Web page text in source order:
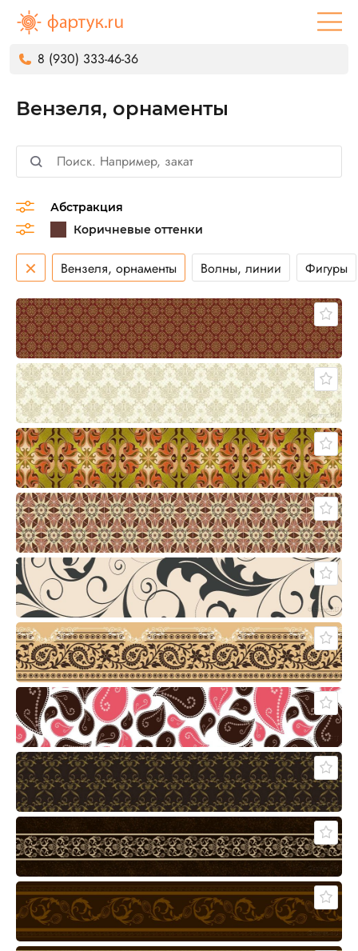
8 (930) 333-46-36
Вензеля, орнаменты
Абстракция
× Вензеля, орнаменты Волны, линии Фигуры